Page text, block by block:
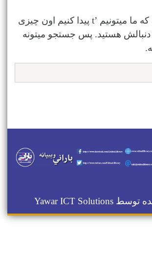
به نظر میرسه که ما میتونیم ’t پیدا کنیم اون چیزی
رو که شما ’re دنبالش هستید. پس جستجو میتونه
توسطYawar ICT Solutions